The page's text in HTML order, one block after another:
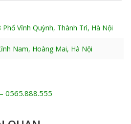
Honda GX160 Thái Lan
Vĩnh Quỳnh, Thành Trì, Hà Nội
Nam, Hoàng Mai, Hà Nội
0565.888.555